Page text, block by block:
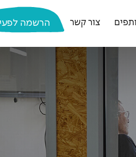
צור קשר הרשמה